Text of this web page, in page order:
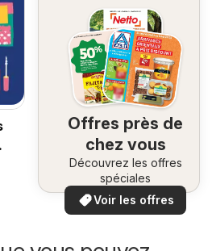
Offres près de
chez vous
Découvrez les offres
spéciales
Voir les offres